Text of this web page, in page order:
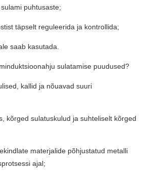
puhtusaste;
täpselt reguleerida ja kontrollida;
saab kasutada.
sulatamise puudused?
kallid ja nõuavad suuri
kõrged sulatuskulud ja suhteliselt kõrged
materjalide põhjustatud metalli
ajal;